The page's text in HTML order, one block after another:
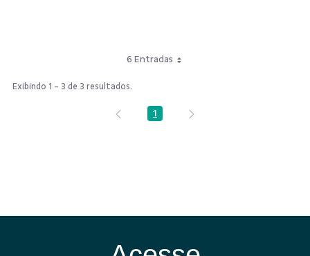
6 Entradas
Exibindo 1 - 3 de 3 resultados.
Página
1